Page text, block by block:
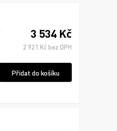
3 534 Kč
2 921 Kč bez DPH
Přidat do košíku